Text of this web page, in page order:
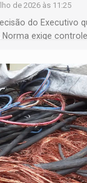
de 2026 às 11:25
do Executivo
exige